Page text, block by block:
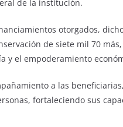
de la institución.
otorgados,
de siete mil 70
y el empoderamiento
a las
fortaleciendo sus